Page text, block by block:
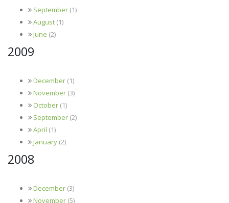
September (1)
August (1)
June (2)
2009
December (1)
November (3)
October (1)
September (2)
April (1)
January (2)
2008
December (3)
November (5)